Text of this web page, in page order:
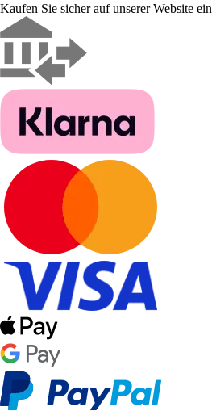
Kaufen Sie sicher auf unserer Website ein